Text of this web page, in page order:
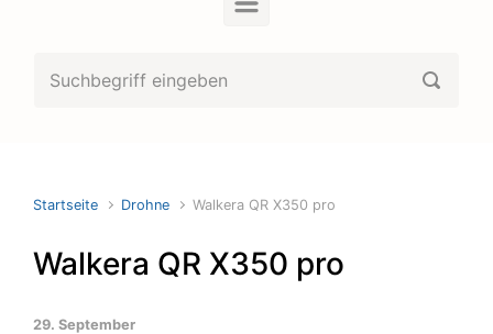
Startseite Drohne Walkera QR X350 pro
Walkera QR X350 pro
29. September